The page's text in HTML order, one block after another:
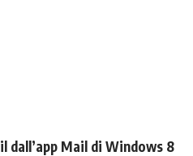
dall’app Mail di Windows 8